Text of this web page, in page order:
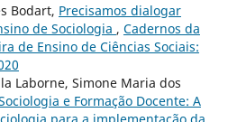
Bodart, Precisamos dialogar
de Sociologia , Cadernos da
de Ensino de Ciências Sociais:
Laborne, Simone Maria dos
e Formação Docente: A
para a implementação da